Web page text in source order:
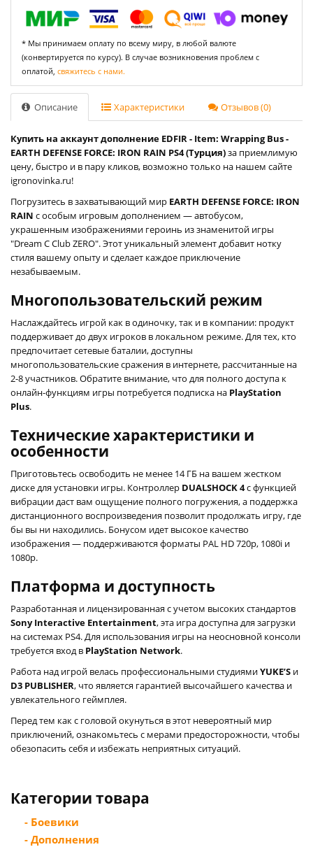
* Мы принимаем оплату по всему миру, в любой валюте
(конвертируется по курсу). В случае возникновения проблем с
оплатой, свяжитесь с нами.
Описание Характеристики Отзывов (0)
Купить на аккаунт дополнение EDFIR - Item: Wrapping Bus -
EARTH DEFENSE FORCE: IRON RAIN PS4 (Турция)за приемлимую
цену, быстро и в пару кликов, возможно только на нашем сайте
igronovinka.ru!
Погрузитесь в захватывающий мир EARTH DEFENSE FORCE: IRON
RAIN с особым игровым дополнением — автобусом,
украшенным изображениями героинь из знаменитой игры
"Dream C Club ZERO". Этот уникальный элемент добавит нотку
стиля вашему опыту и сделает каждое приключение
незабываемым.
Многопользовательский режим
Наслаждайтесь игрой как в одиночку, так и в компании: продукт
поддерживает до двух игроков в локальном режиме. Для тех, кто
предпочитает сетевые баталии, доступны
многопользовательские сражения в интернете, рассчитанные на
2-8 участников. Обратите внимание, что для полного доступа к
онлайн-функциям игры потребуется подписка на PlayStation
Plus.
Технические характеристики и
особенности
Приготовьтесь освободить не менее 14 ГБ на вашем жестком
диске для установки игры. Контроллер DUALSHOCK 4с функцией
вибрации даст вам ощущение полного погружения, а поддержка
дистанционного воспроизведения позволит продолжать игру, где
бы вы ни находились. Бонусом идет высокое качество
изображения — поддерживаются форматы PAL HD 720p, 1080i и
1080p.
Платформа и доступность
Разработанная и лицензированная с учетом высоких стандартов
Sony Interactive Entertainment, эта игра доступна для загрузки
на системах PS4. Для использования игры на неосновной консоли
требуется вход в PlayStation Network.
Работа над игрой велась профессиональными студиямиYUKE’S и
D3 PUBLISHER, что является гарантией высочайшего качества и
увлекательного геймплея.
Перед тем как с головой окунуться в этот невероятный мир
приключений, ознакомьтесь с мерами предосторожности, чтобы
обезопасить себя и избежать неприятных ситуаций.
Категории товара
- Боевики
- Дополнения